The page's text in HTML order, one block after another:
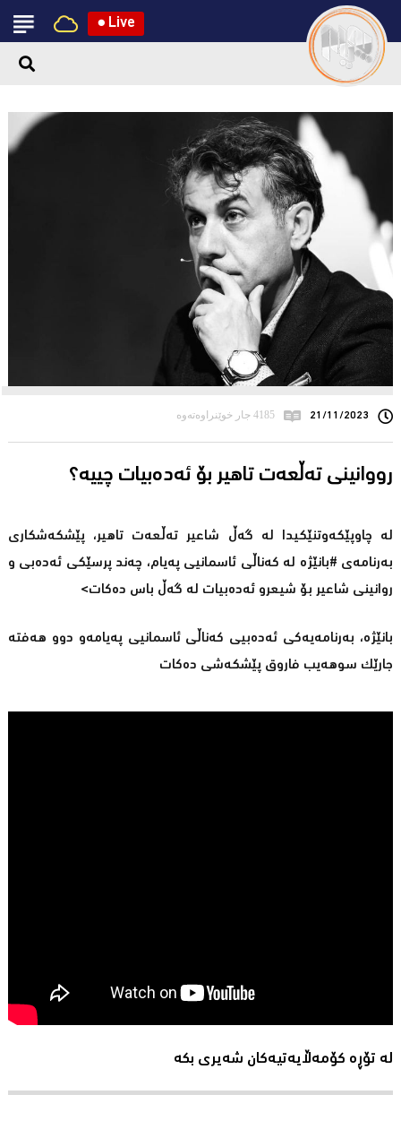
● Live
21/11/2023 4185 جار خوێنراوەتەوە
رووانینی تەڵعەت تاهیر بۆ ئەدەبیات چییە؟
لە چاوپێکەوتنێکیدا لە گەڵ شاعیر تەڵعەت تاهیر، پێشکەشکاری
بەرنامەی #بانێژە لە کەناڵی ئاسمانیی پەیام، چەند پرسێکی ئەدەبی و
روانینی شاعیر بۆ شیعرو ئەدەبیات لە گەڵ باس دەکات>
بانێژە، بەرنامەیەکی ئەدەبیی کەناڵی ئاسمانیی پەیامەو دوو هەفتە
جارێک سوهەیب فاروق پێشکەشی دەکات
لە تۆڕە کۆمەڵایەتیەکان شەیری بکە